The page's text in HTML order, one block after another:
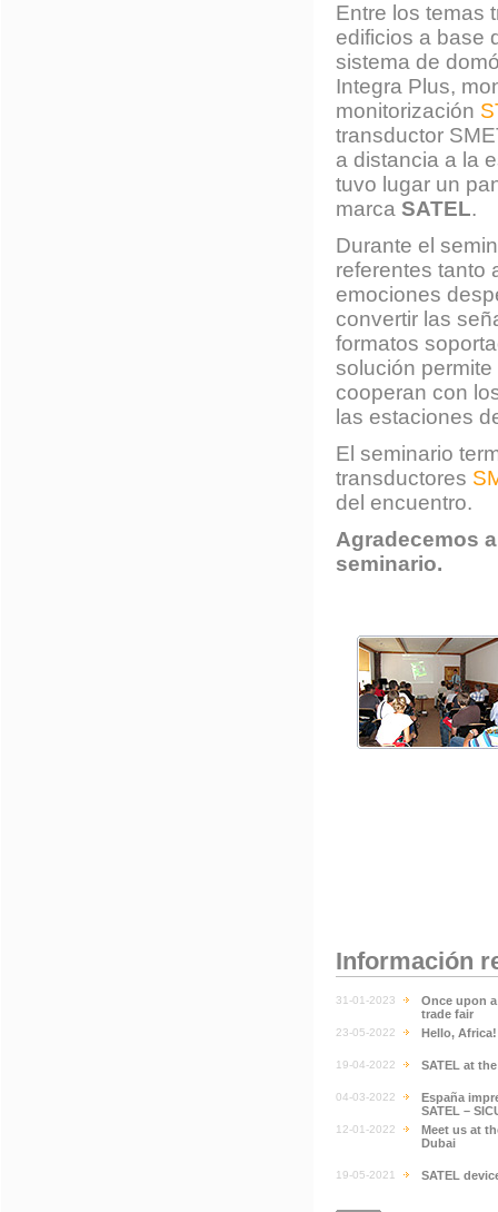
Entre los temas
edificios a base
sistema de
Integra Plus,
monitorización
transductor
a distancia a la
tuvo lugar un
marca SATEL.
Durante el
referentes tanto
emociones
convertir las
formatos
solución
cooperan con
las estaciones
El seminario
transductores
del encuentro.
Agradecemos
seminario.
Información
31-01-2023
Once upon a
trade fair
23-05-2022 Hello,
19-04-2022 SATEL at
04-03-2022
España
SATEL –
12-01-2022
Meet us at
Dubai
19-05-2021 SATEL